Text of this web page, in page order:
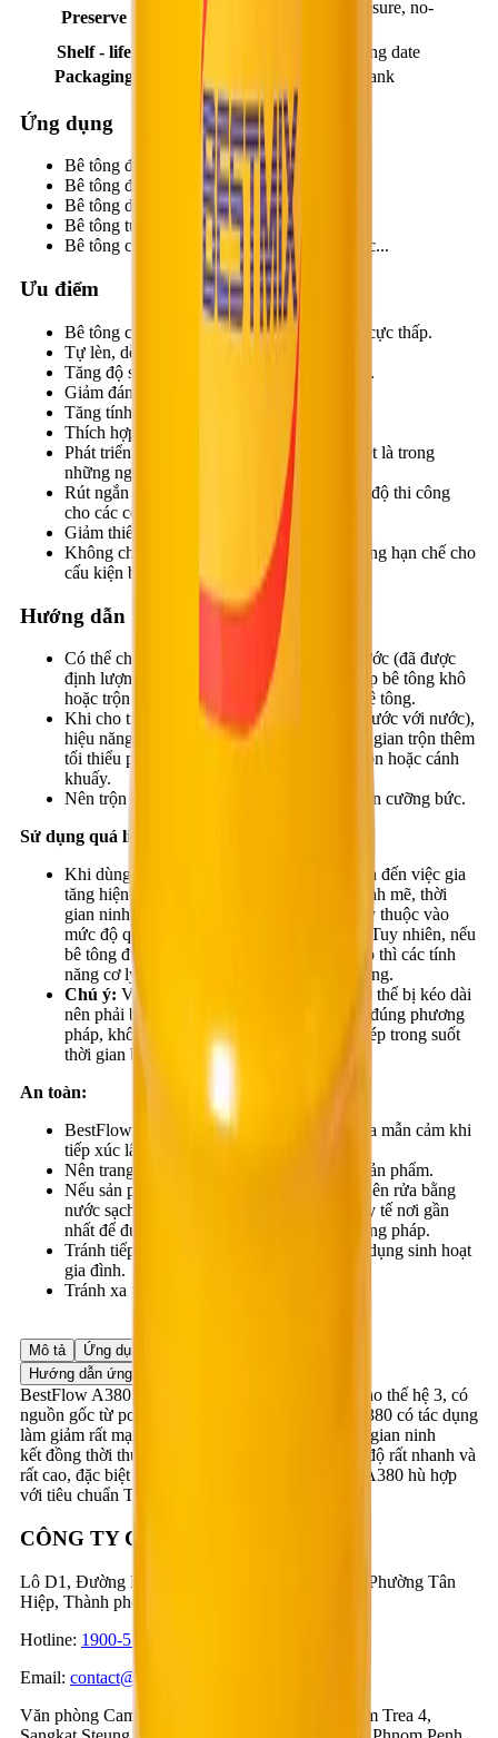
Preserve
In a cool dry place, anti-exposure, no-
freezing
Shelf - life
12 months upon manufacturing date
Packaging
210 litres/ drum, 1000 liters/tank
Ứng dụng
Bê tông đúc hẫng.
Bê tông đúc sẵn.
Bê tông dự ứng lực.
Bê tông tự lèn.
Bê tông cường độ siêu cao, cốt thép dày đặc...
Ưu điểm
Bê tông chảy mạnh với tỷ lệ nước/xi măng cực thấp.
Tự lèn, dễ thi công, không cần đầm dùi...
Tăng độ sít đặc, tăng cao chất lượng bề mặt.
Giảm đáng kể độ co ngót, nứt nẻ bê tông.
Tăng tính năng chống thấm cho bê tông.
Thích hợp với điều kiện khí hậu Việt Nam.
Phát triển cường độ cực nhanh, cao, đặc biệt là trong
những ngày đầu.
Rút ngắn đáng kể thời gian, đẩy nhanh tiến độ thi công
cho các công trình.
Giảm thiểu chi phí bảo dưỡng bê tông.
Không chứa clorua nên có thể sử dụng không hạn chế cho
cấu kiện bê tông cốt thép.
Hướng dẫn thi công
Có thể cho BestFlow A380 trực tiếp vào nước (đã được
định lượng trước) trước khi cho vào hỗn hợp bê tông khô
hoặc trộn đồng thời với nước khi cho vào bê tông.
Khi cho trực tiếp vào bê tông ướt (đã trộn trước với nước),
hiệu năng hóa dẻo sẽ tăng cao rõ rệt và thời gian trộn thêm
tối thiểu phải đạt 120 vòng quay của bồn trộn hoặc cánh
khuấy.
Nên trộn hỗn hợp bê tông trong các máy trộn cưỡng bức.
Sử dụng quá liều:
Khi dùng quá liều lượng cần thiết có thể dẫn đến việc gia
tăng hiện tượng tách nước và phân tầng mạnh mẽ, thời
gian ninh kết của bê tông có thể kéo dài (tùy thuộc vào
mức độ quá liều, loại xi măng, cấp phối...). Tuy nhiên, nếu
bê tông được bảo dưỡng đúng phương pháp thì các tính
năng cơ lý của bê tông sẽ không bị ảnh hưởng.
Chú ý: Vì thời gian ninh kết của bê tông có thể bị kéo dài
nên phải bảo đảm bê tông được bảo dưỡng đúng phương
pháp, không làm chấn động cốp-pha, cốt thép trong suốt
thời gian bê tông chưa ninh kết.
An toàn:
BestFlow A380 có thể gây dị ứng đối với da mẫn cảm khi
tiếp xúc lâu.
Nên trang bị bảo hộ lao động khi sử dụng sản phẩm.
Nếu sản phẩm bị rơi vào mắt, mũi, miệng, nên rửa bằng
nước sạch nhiều lần trước khi đến cơ quan y tế nơi gần
nhất để được điều trị kịp thời và đúng phương pháp.
Tránh tiếp xúc trực tiếp với thực phẩm, vật dụng sinh hoạt
gia đình.
Tránh xa tầm với trẻ em.
Mô tả Ứng dụng
Hướng dẫn ứng dụng
BestFlow A380 là phụ gia bê tông siêu dẻo tầm cao thế hệ 3, có
nguồn gốc từ polycarboxylate ether. BestFlow A380 có tác dụng
làm giảm rất mạnh lượng nước trộn, rút ngắn thời gian ninh
kết đồng thời thúc đẩy quá trình phát triển cường độ rất nhanh và
rất cao, đặc biệt là trong thời gian đầu. BestFlow A380 hù hợp
với tiêu chuẩn TCVN 8826-2011 loại F.
CÔNG TY CỔ PHẦN BESTMIX
Lô D1, Đường D1 & N3, KCN Nam Tân Uyên, Phường Tân
Hiệp, Thành phố Hồ Chí Minh, Việt Nam
Hotline: 1900-57-1234
Email: contact@bestmix.vn
Văn phòng Campuchia
Số 1K, Đường 371, Phum Trea 4,